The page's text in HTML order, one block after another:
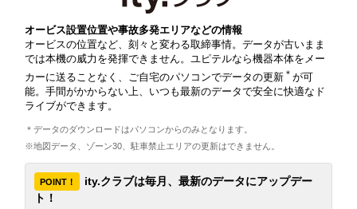
オービス設置位置や事故多発エリアなどの情報
オービスの位置など、刻々と変わる取締事情。データが古いまま
では本機の威力を発揮できません。ユピテルなら機器本体をメー
カーに送ることなく、ご自宅のパソコンでデータの更新 ＊ が可
能。手間がかからない上、いつも最新のデータで安全に快適なド
ライブができます。
＊データのダウンロードはパソコンからのみとなります。
※地図データ、ゾーン30、駐車禁止エリアの更新はできません。
POINT！
ity.クラブは毎月、最新のデータにアップデー
ト！